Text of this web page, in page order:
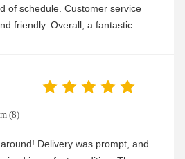
of schedule. Customer service
friendly. Overall, a fantastic
(8)
Delivery was prompt, and